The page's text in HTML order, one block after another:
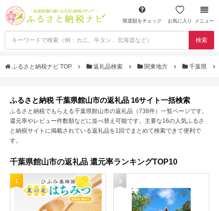
限度額をチェック お気に入り メニュー
検索
ふるさと納税ナビ TOP 返礼品検索 関東地方 千葉県
ふるさと納税 千葉県館山市の返礼品 16サイト一括検索
ふるさと納税でもらえる千葉県館山市の返礼品（738件）一覧ページです。
還元率やレビュー件数順などに並べ替え可能です。主要な16の人気ふるさ
と納税サイトに掲載されている返礼品を1回でまとめて検索できて便利で
す。
千葉県館山市の返礼品 還元率ランキングTOP10
1 2